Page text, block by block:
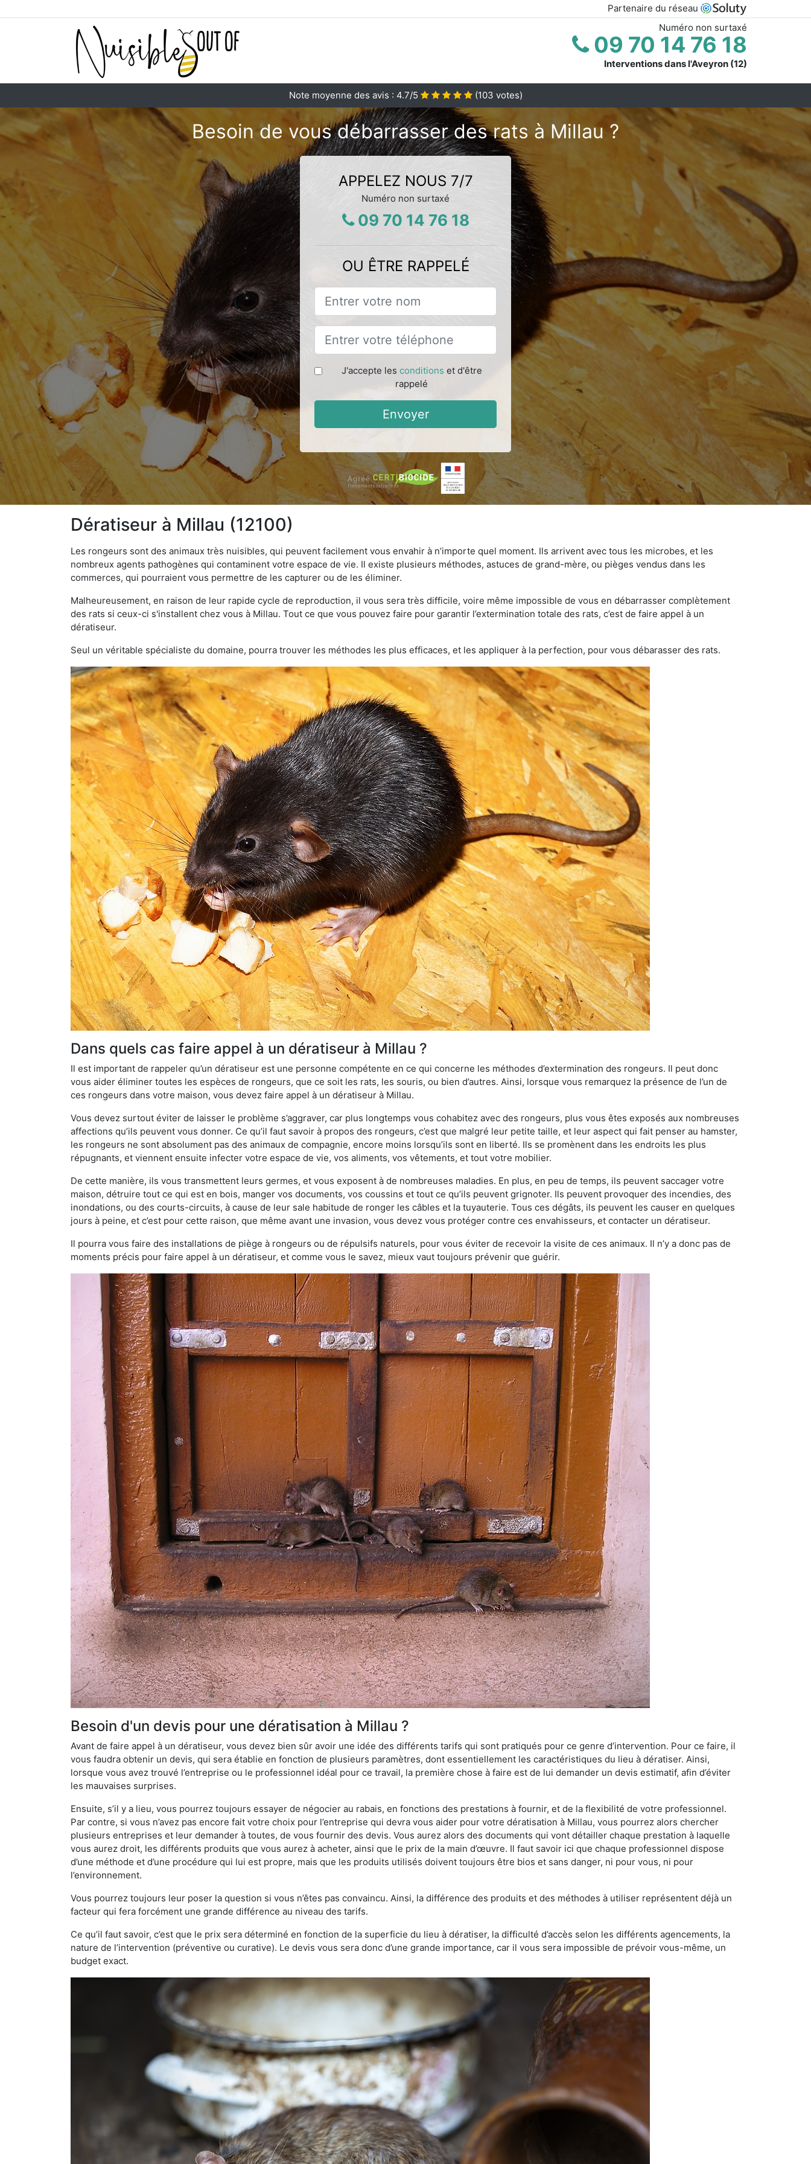
Partenaire du réseau
Numéro non surtaxé
09 70 14 76 18
Interventions dans l'Aveyron (12)
Note moyenne des avis : 4.7/5 (103 votes)
Besoin de vous débarrasser des rats à Millau ?
APPELEZ NOUS 7/7
Numéro non surtaxé
09 70 14 76 18
OU ÊTRE RAPPELÉ
J'accepte les conditions et d'être
rappelé
Envoyer
Dératiseur à Millau (12100)
Les rongeurs sont des animaux très nuisibles, qui peuvent facilement vous envahir à n’importe quel moment. Ils arrivent avec tous les microbes, et les
nombreux agents pathogènes qui contaminent votre espace de vie. Il existe plusieurs méthodes, astuces de grand-mère, ou pièges vendus dans les
commerces, qui pourraient vous permettre de les capturer ou de les éliminer.
Malheureusement, en raison de leur rapide cycle de reproduction, il vous sera très difficile, voire même impossible de vous en débarrasser complètement
des rats si ceux-ci s'installent chez vous à Millau. Tout ce que vous pouvez faire pour garantir l’extermination totale des rats, c’est de faire appel à un
dératiseur.
Seul un véritable spécialiste du domaine, pourra trouver les méthodes les plus efficaces, et les appliquer à la perfection, pour vous débarasser des rats.
Dans quels cas faire appel à un dératiseur à Millau ?
Il est important de rappeler qu’un dératiseur est une personne compétente en ce qui concerne les méthodes d’extermination des rongeurs. Il peut donc
vous aider éliminer toutes les espèces de rongeurs, que ce soit les rats, les souris, ou bien d’autres. Ainsi, lorsque vous remarquez la présence de l’un de
ces rongeurs dans votre maison, vous devez faire appel à un dératiseur à Millau.
Vous devez surtout éviter de laisser le problème s’aggraver, car plus longtemps vous cohabitez avec des rongeurs, plus vous êtes exposés aux nombreuses
affections qu’ils peuvent vous donner. Ce qu’il faut savoir à propos des rongeurs, c’est que malgré leur petite taille, et leur aspect qui fait penser au hamster,
les rongeurs ne sont absolument pas des animaux de compagnie, encore moins lorsqu’ils sont en liberté. Ils se promènent dans les endroits les plus
répugnants, et viennent ensuite infecter votre espace de vie, vos aliments, vos vêtements, et tout votre mobilier.
De cette manière, ils vous transmettent leurs germes, et vous exposent à de nombreuses maladies. En plus, en peu de temps, ils peuvent saccager votre
maison, détruire tout ce qui est en bois, manger vos documents, vos coussins et tout ce qu’ils peuvent grignoter. Ils peuvent provoquer des incendies, des
inondations, ou des courts-circuits, à cause de leur sale habitude de ronger les câbles et la tuyauterie. Tous ces dégâts, ils peuvent les causer en quelques
jours à peine, et c’est pour cette raison, que même avant une invasion, vous devez vous protéger contre ces envahisseurs, et contacter un dératiseur.
Il pourra vous faire des installations de piège à rongeurs ou de répulsifs naturels, pour vous éviter de recevoir la visite de ces animaux. Il n’y a donc pas de
moments précis pour faire appel à un dératiseur, et comme vous le savez, mieux vaut toujours prévenir que guérir.
Besoin d'un devis pour une dératisation à Millau ?
Avant de faire appel à un dératiseur, vous devez bien sûr avoir une idée des différents tarifs qui sont pratiqués pour ce genre d’intervention. Pour ce faire, il
vous faudra obtenir un devis, qui sera établie en fonction de plusieurs paramètres, dont essentiellement les caractéristiques du lieu à dératiser. Ainsi,
lorsque vous avez trouvé l’entreprise ou le professionnel idéal pour ce travail, la première chose à faire est de lui demander un devis estimatif, afin d’éviter
les mauvaises surprises.
Ensuite, s’il y a lieu, vous pourrez toujours essayer de négocier au rabais, en fonctions des prestations à fournir, et de la flexibilité de votre professionnel.
Par contre, si vous n’avez pas encore fait votre choix pour l’entreprise qui devra vous aider pour votre dératisation à Millau, vous pourrez alors chercher
plusieurs entreprises et leur demander à toutes, de vous fournir des devis. Vous aurez alors des documents qui vont détailler chaque prestation à laquelle
vous aurez droit, les différents produits que vous aurez à acheter, ainsi que le prix de la main d’œuvre. Il faut savoir ici que chaque professionnel dispose
d’une méthode et d’une procédure qui lui est propre, mais que les produits utilisés doivent toujours être bios et sans danger, ni pour vous, ni pour
l’environnement.
Vous pourrez toujours leur poser la question si vous n’êtes pas convaincu. Ainsi, la différence des produits et des méthodes à utiliser représentent déjà un
facteur qui fera forcément une grande différence au niveau des tarifs.
Ce qu’il faut savoir, c’est que le prix sera déterminé en fonction de la superficie du lieu à dératiser, la difficulté d’accès selon les différents agencements, la
nature de l’intervention (préventive ou curative). Le devis vous sera donc d’une grande importance, car il vous sera impossible de prévoir vous-même, un
budget exact.